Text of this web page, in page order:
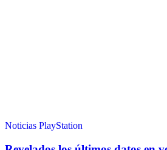
Noticias PlayStation